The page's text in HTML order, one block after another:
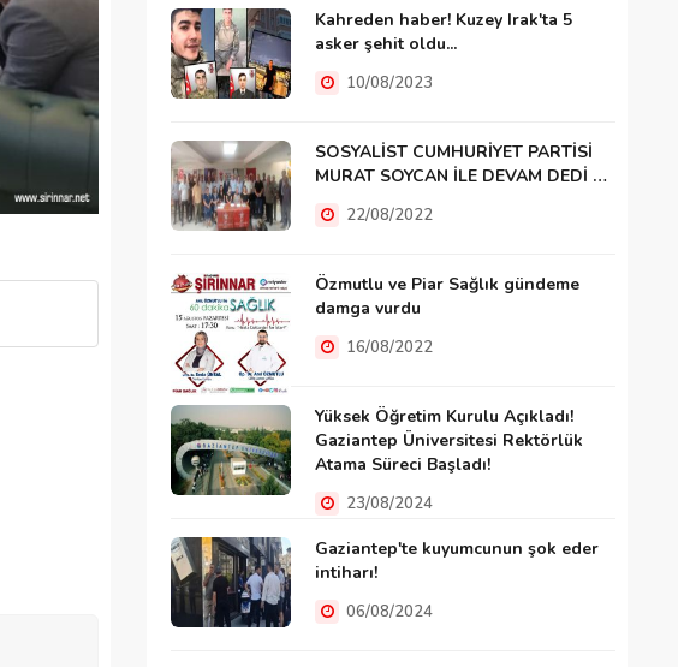
Kahreden haber! Kuzey Irak'ta 5
asker şehit oldu...
10/08/2023
SOSYALİST CUMHURİYET PARTİSİ
MURAT SOYCAN İLE DEVAM DEDİ …
22/08/2022
Özmutlu ve Piar Sağlık gündeme
damga vurdu
16/08/2022
Yüksek Öğretim Kurulu Açıkladı!
Gaziantep Üniversitesi Rektörlük
Atama Süreci Başladı!
23/08/2024
Gaziantep'te kuyumcunun şok eder
intiharı!
06/08/2024